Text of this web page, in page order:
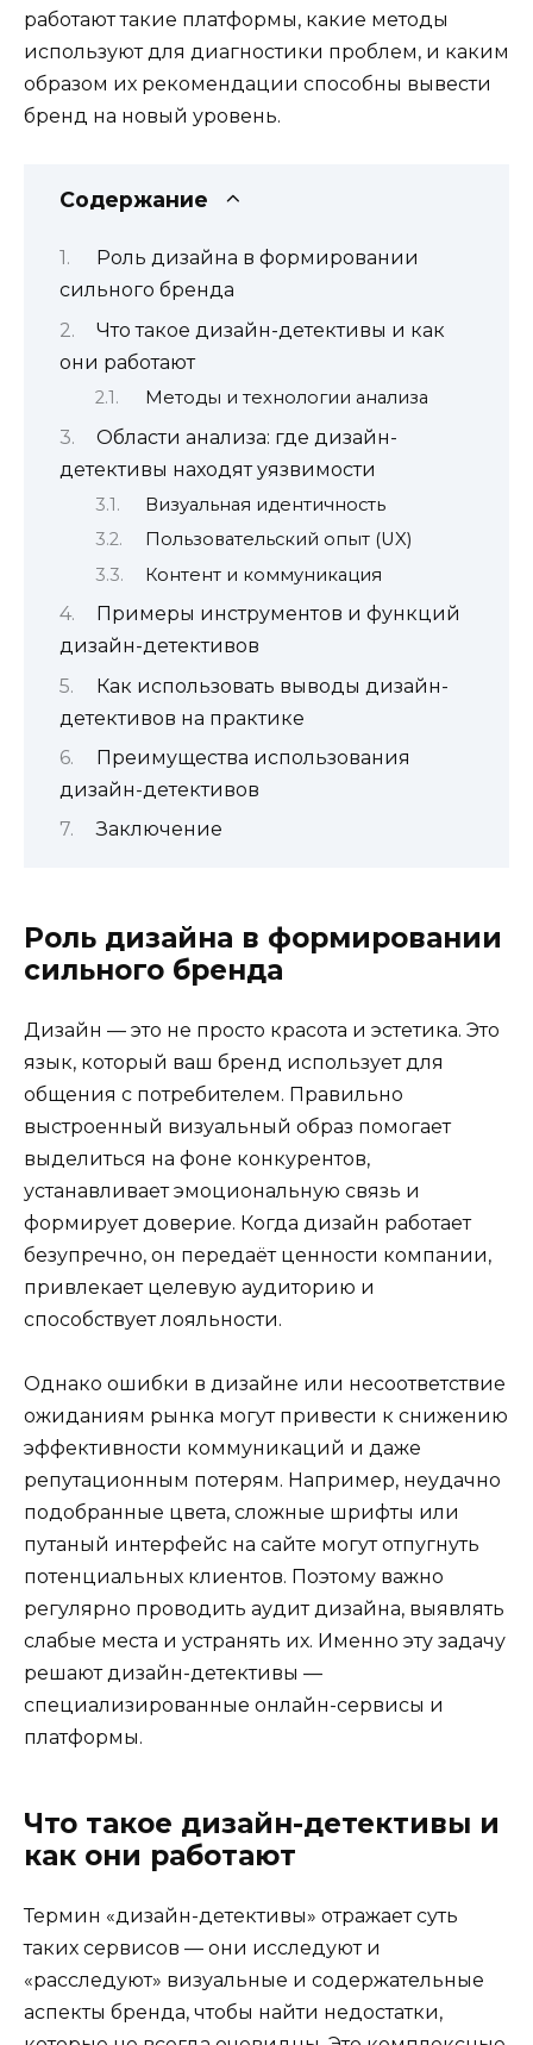
работают такие платформы, какие методы
используют для диагностики проблем, и каким
образом их рекомендации способны вывести
бренд на новый уровень.
Содержание
Роль дизайна в формировании
сильного бренда
Что такое дизайн-детективы и как
они работают
Методы и технологии анализа
Области анализа: где дизайн-
детективы находят уязвимости
Визуальная идентичность
Пользовательский опыт (UX)
Контент и коммуникация
Примеры инструментов и функций
дизайн-детективов
Как использовать выводы дизайн-
детективов на практике
Преимущества использования
дизайн-детективов
Заключение
Роль дизайна в формировании
сильного бренда
Дизайн — это не просто красота и эстетика. Это
язык, который ваш бренд использует для
общения с потребителем. Правильно
выстроенный визуальный образ помогает
выделиться на фоне конкурентов,
устанавливает эмоциональную связь и
формирует доверие. Когда дизайн работает
безупречно, он передаёт ценности компании,
привлекает целевую аудиторию и
способствует лояльности.
Однако ошибки в дизайне или несоответствие
ожиданиям рынка могут привести к снижению
эффективности коммуникаций и даже
репутационным потерям. Например, неудачно
подобранные цвета, сложные шрифты или
путаный интерфейс на сайте могут отпугнуть
потенциальных клиентов. Поэтому важно
регулярно проводить аудит дизайна, выявлять
слабые места и устранять их. Именно эту задачу
решают дизайн-детективы —
специализированные онлайн-сервисы и
платформы.
Что такое дизайн-детективы и
как они работают
Термин «дизайн-детективы» отражает суть
таких сервисов — они исследуют и
«расследуют» визуальные и содержательные
аспекты бренда, чтобы найти недостатки,